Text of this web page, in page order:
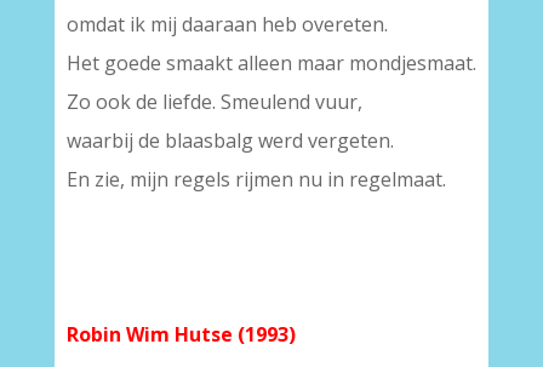
omdat ik mij daaraan heb overeten.
Het goede smaakt alleen maar mondjesmaat.
Zo ook de liefde. Smeulend vuur,
waarbij de blaasbalg werd vergeten.
En zie, mijn regels rijmen nu in regelmaat.
Robin Wim Hutse (1993)